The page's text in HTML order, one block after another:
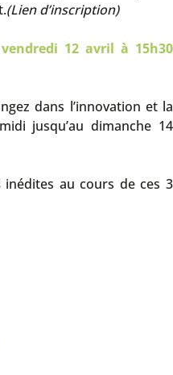
(Lien d’inscription)
vendredi 12 avril à 15h30
dans l’innovation et la
jusqu’au dimanche 14
inédites au cours de ces 3